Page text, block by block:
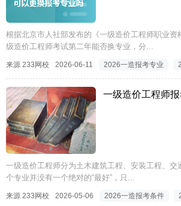
根据北京市人社部发布的《一级造价工程师职业资
级造价工程师考试第二年能否换专业，分...
来源 233网校 2026-06-11 2026一造报考专业
一级造价工程师
一级造价工程师分为土木建筑工程、安装工程、交
个专业并没有一个绝对的“最好”，只...
来源 233网校 2026-05-06 2026一造报考条件